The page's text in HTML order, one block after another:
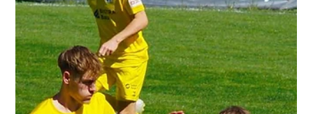
durchgesetzt. Trotz bereits gesichertem Oberliga-
Klassenerhalt präsentierten sich die Gastgeber hochmotiviert
und belohnten sich am Ende mit dem vierten Erfolg in Serie.
Damit rückt für den Aufsteiger ein Platz in der oberen
Tabellenhälfte immer näher. Vor allem in den